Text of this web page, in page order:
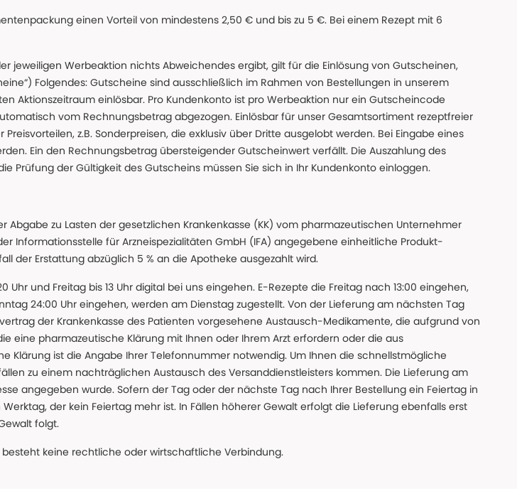
einen Vorteil von mindestens 2,50 € und bis zu 5 €. Bei einem Rezept mit 6
jeweiligen Werbeaktion nichts Abweichendes ergibt, gilt für die Einlösung von Gutscheinen,
Folgendes: Gutscheine sind ausschließlich im Rahmen von Bestellungen in unserem
Aktionszeitraum einlösbar. Pro Kundenkonto ist pro Werbeaktion nur ein Gutscheincode
vom Rechnungsbetrag abgezogen. Einlösbar für unser Gesamtsortiment rezeptfreier
z.B. Sonderpreisen, die exklusiv über Dritte ausgelobt werden. Bei Eingabe eines
Ein den Rechnungsbetrag übersteigender Gutscheinwert verfällt. Die Auszahlung des
Prüfung der Gültigkeit des Gutscheins müssen Sie sich in Ihr Kundenkonto einloggen.
Abgabe zu Lasten der gesetzlichen Krankenkasse (KK) vom pharmazeutischen Unternehmer
Informationsstelle für Arzneispezialitäten GmbH (IFA) angegebene einheitliche Produkt-
der Erstattung abzüglich 5 % an die Apotheke ausgezahlt wird.
und Freitag bis 13 Uhr digital bei uns eingehen. E-Rezepte die Freitag nach 13:00 eingehen,
24:00 Uhr eingehen, werden am Dienstag zugestellt. Von der Lieferung am nächsten Tag
der Krankenkasse des Patienten vorgesehene Austausch-Medikamente, die aufgrund von
eine pharmazeutische Klärung mit Ihnen oder Ihrem Arzt erfordern oder die aus
ist die Angabe Ihrer Telefonnummer notwendig. Um Ihnen die schnellstmögliche
zu einem nachträglichen Austausch des Versanddienstleisters kommen. Die Lieferung am
angegeben wurde. Sofern der Tag oder der nächste Tag nach Ihrer Bestellung ein Feiertag in
der kein Feiertag mehr ist. In Fällen höherer Gewalt erfolgt die Lieferung ebenfalls erst
folgt.
keine rechtliche oder wirtschaftliche Verbindung.